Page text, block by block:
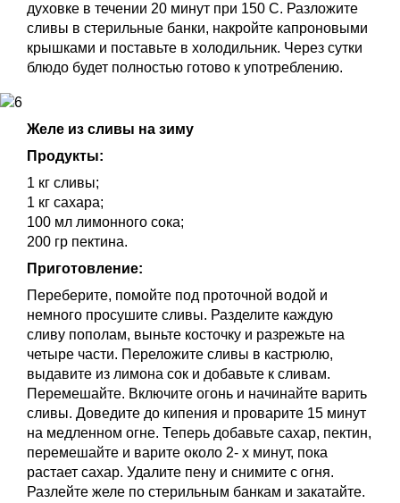
духовке в течении 20 минут при 150 С. Разложите
сливы в стерильные банки, накройте капроновыми
крышками и поставьте в холодильник. Через сутки
блюдо будет полностью готово к употреблению.
Желе из сливы на зиму
Продукты:
1 кг сливы;
1 кг сахара;
100 мл лимонного сока;
200 гр пектина.
Приготовление:
Переберите, помойте под проточной водой и
немного просушите сливы. Разделите каждую
сливу пополам, выньте косточку и разрежьте на
четыре части. Переложите сливы в кастрюлю,
выдавите из лимона сок и добавьте к сливам.
Перемешайте. Включите огонь и начинайте варить
сливы. Доведите до кипения и проварите 15 минут
на медленном огне. Теперь добавьте сахар, пектин,
перемешайте и варите около 2- х минут, пока
растает сахар. Удалите пену и снимите с огня.
Разлейте желе по стерильным банкам и закатайте.